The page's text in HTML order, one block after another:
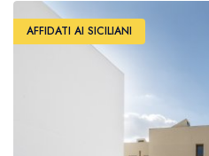
AFFIDATI AI SICILIANI